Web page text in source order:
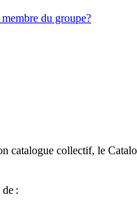
du groupe?
catalogue collectif, le
de :